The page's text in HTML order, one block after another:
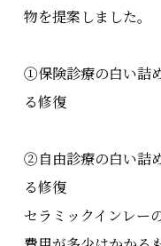
物を提案しました。
①保険診療の白い詰
る修復
②自由診療の白い詰
る修復
セラミックインレー